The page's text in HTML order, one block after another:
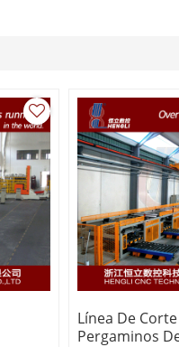
Línea De
Pergaminos